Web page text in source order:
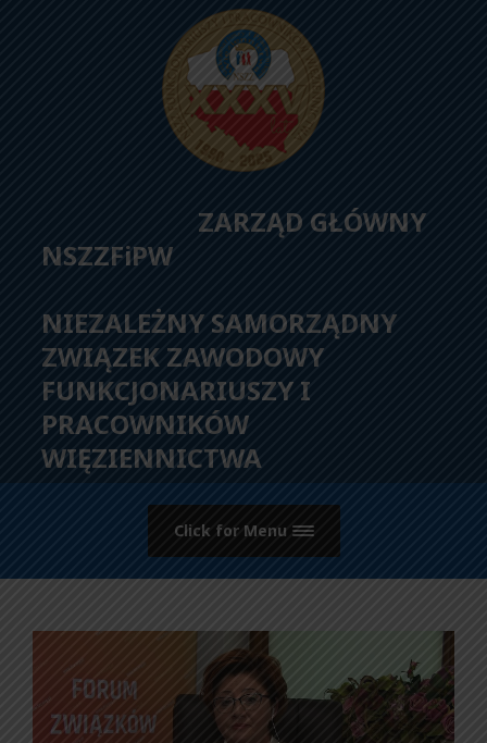
ZARZĄD GŁÓWNY
NSZZFiPW
NIEZALEŻNY SAMORZĄDNY
ZWIĄZEK ZAWODOWY
FUNKCJONARIUSZY I
PRACOWNIKÓW
WIĘZIENNICTWA
Click for Menu